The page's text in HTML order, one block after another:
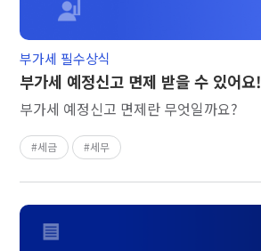
부가세 예정신고 면제 받을 수 있어요!
부가세 예정신고 면제란 무엇일까요?
부가세 필수상식
세금 세무